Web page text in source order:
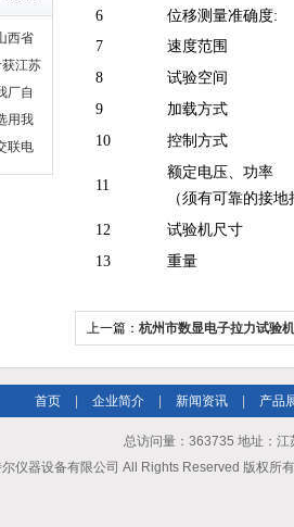
西省
江苏
厂自
备
用我
联电
6
位移测量准确度:
7
速度范围
8
试验空间
9
加载方式
10
控制方式
11
额定电压、功率
（须有可靠的接
12
试验机尺寸
13
重量
上一篇： 杭州市数显电子拉力试验
首页 企业简介 新闻资讯 产品
总访问量：363735 地址：
仪器设备有限公司 All Rights Reserved 版权所